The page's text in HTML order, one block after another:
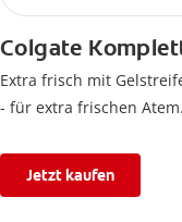
Colgate
Extra frisch mit
- für extra frischen Atem.
Jetzt kaufen